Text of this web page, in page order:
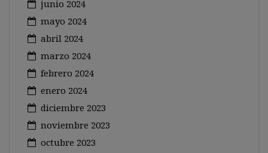
junio 2024
mayo 2024
abril 2024
marzo 2024
febrero 2024
enero 2024
diciembre 2023
noviembre 2023
octubre 2023